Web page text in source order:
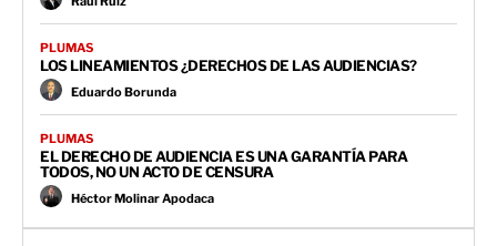
PLUMAS
LOS LINEAMIENTOS ¿DERECHOS DE LAS AUDIENCIAS?
Eduardo Borunda
PLUMAS
EL DERECHO DE AUDIENCIA ES UNA GARANTÍA PARA
TODOS, NO UN ACTO DE CENSURA
Héctor Molinar Apodaca